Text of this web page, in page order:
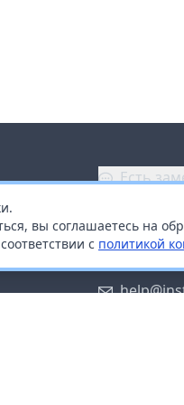
вы соглашаетесь на
с политикой
Есть